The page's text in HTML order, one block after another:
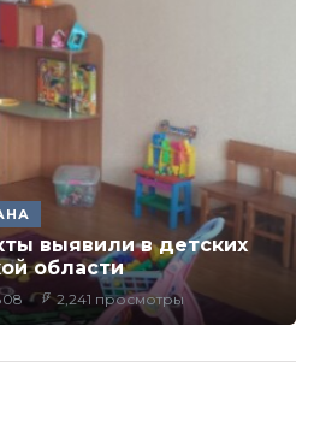
выявили в детских
области
2,241 просмотры